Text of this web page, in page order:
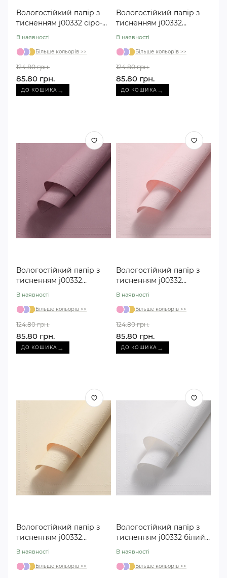
Вологостійкий папір з
тисненням j00332 сіро-
зелений №06
В наявності
Більше кольорів >>
124.80 грн.
85.80 грн.
ДО КОШИКА →
Вологостійкий папір з
тисненням j00332
бузковий №05
В наявності
Більше кольорів >>
124.80 грн.
85.80 грн.
ДО КОШИКА →
Вологостійкий папір з
тисненням j00332
пудровий №04
В наявності
Більше кольорів >>
124.80 грн.
85.80 грн.
ДО КОШИКА →
Вологостійкий папір з
тисненням j00332
рожевий №03
В наявності
Більше кольорів >>
124.80 грн.
85.80 грн.
ДО КОШИКА →
Вологостійкий папір з
тисненням j00332
жовтий №02
В наявності
Більше кольорів >>
Вологостійкий папір з
тисненням j00332 білий
№01
В наявності
Більше кольорів >>